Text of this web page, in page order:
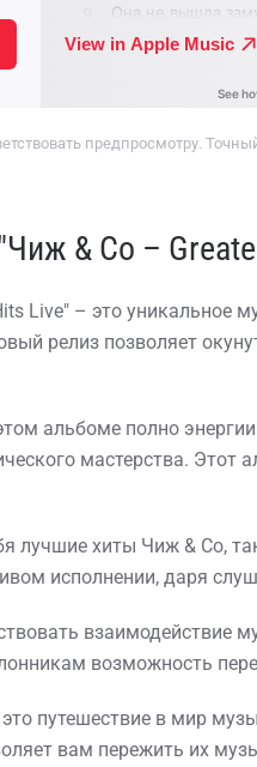
предпросмотру.
& Co –
Live" – это уникальное
релиз позволяет
альбоме полно
мастерства.
лучшие хиты Чиж & Co,
исполнении, даря
взаимодействие
возможность
путешествие в мир
вам пережить их